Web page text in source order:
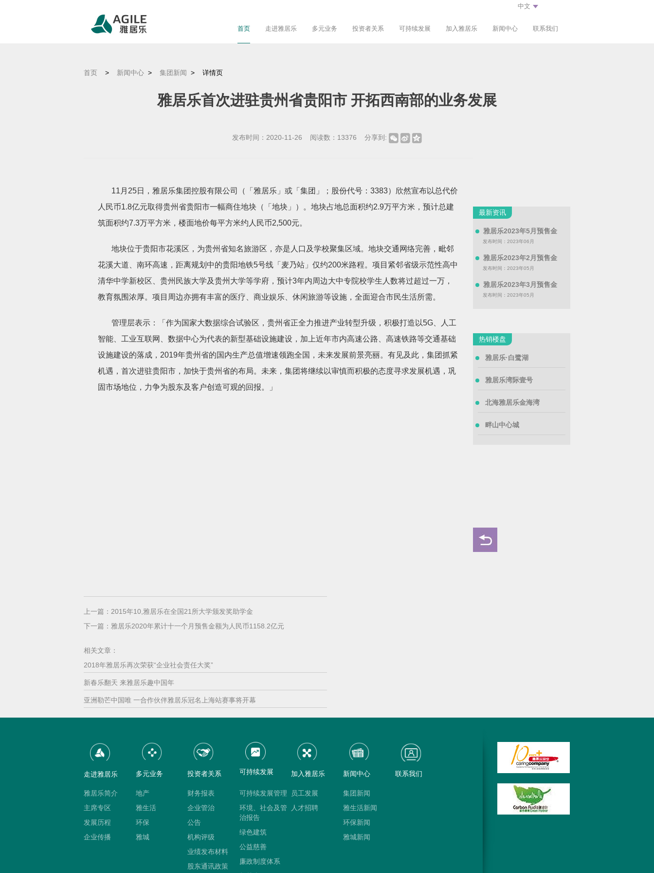
首页 走进雅居乐 多元业务 投资者关系 可持续发展 加入雅居乐 新闻中心 联系我们
首页 > 新闻中心 > 集团新闻 > 详情页
雅居乐首次进驻贵州省贵阳市 开拓西南部的业务发展
发布时间： 2020-11-26 阅读数： 13376 分享到:
11 月 25日，雅居乐集团控股有限公司（「雅居乐」或「集团」；股份代号： 3383）欣然宣布以总代价
人民币1.8亿元取得贵州省贵阳市一幅商住地块（「地块」）。地块占地总面积约2.9万平方米，预计总建
筑面积约7.3万平方米，楼面地价每平方米约人民币2,500元。
地块位于贵阳市花溪区，为贵州省知名旅游区，亦是人口及学校聚集区域。地块交通网络完善，毗邻
花溪大道、南环高速，距离规划中的贵阳地铁5号线「麦乃站」仅约200米路程。项目紧邻省级示范性高中
清华中学新校区、贵州民族大学及贵州大学等学府，预计3年内周边大中专院校学生人数将过超过一万，
教育氛围浓厚。项目周边亦拥有丰富的医疗、商业娱乐、休闲旅游等设施，全面迎合市民生活所需。
管理层表示：「作为国家大数据综合试验区，贵州省正全力推进产业转型升级，积极打造以5G 、人工
智能、工业互联网、数据中心为代表的新型基础设施建设，加上近年市内高速公路、高速铁路等交通基础
设施建设的落成， 2019年贵州省的国内生产总值增速领跑全国，未来发展前景亮丽。有见及此，集团抓紧
机遇，首次进驻贵阳市，加快于贵州省的布局。未来，集团将继续以审慎而积极的态度寻求发展机遇，巩
固市场地位，力争为股东及客户创造可观的回报。」
最新资讯
雅居乐2023年5月预售金
发布时间：2023年06月
雅居乐2023年2月预售金
发布时间：2023年05月
雅居乐2023年3月预售金
发布时间：2023年05月
热销楼盘
雅居乐·白鹭湖
雅居乐湾际壹号
北海雅居乐金海湾
畔山中心城
上一篇： 2015年10,雅居乐在全国21所大学颁发奖助学金
下一篇： 雅居乐2020年累计十一个月预售金额为人民币1158.2亿元
相关文章：
2018年雅居乐再次荣获“企业社会责任大奖”
新春乐翻天 来雅居乐趣中国年
亚洲勒芒中国唯 一合作伙伴雅居乐冠名上海站赛事将开幕
走进雅居乐 多元业务 投资者关系 可持续发展 加入雅居乐 新闻中心 联系我们
雅居乐简介
主席专区
发展历程
企业传播
地产
雅生活
环保
雅城
财务报表
企业管治
公告
机构评级
业绩发布材料
股东通讯政策
可持续发展管理
环境、社会及管
治报告
绿色建筑
公益慈善
廉政制度体系
员工发展
人才招聘
集团新闻
雅生活新闻
环保新闻
雅城新闻